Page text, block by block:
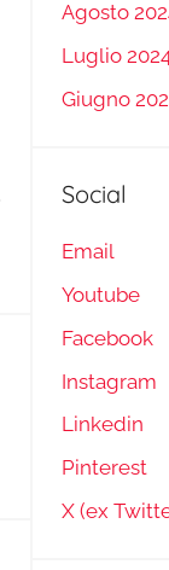
Agosto
Luglio
Giugno
Social
Email
Youtube
Facebook
Instagram
Linkedin
Pinterest
X (ex